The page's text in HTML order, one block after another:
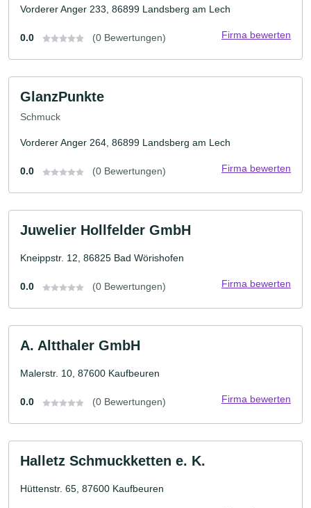
Vorderer Anger 233, 86899 Landsberg am Lech
0.0 (0 Bewertungen) Firma bewerten
GlanzPunkte
Schmuck
Vorderer Anger 264, 86899 Landsberg am Lech
0.0 (0 Bewertungen) Firma bewerten
Juwelier Hollfelder GmbH
Kneippstr. 12, 86825 Bad Wörishofen
0.0 (0 Bewertungen) Firma bewerten
A. Altthaler GmbH
Malerstr. 10, 87600 Kaufbeuren
0.0 (0 Bewertungen) Firma bewerten
Halletz Schmuckketten e. K.
Hüttenstr. 65, 87600 Kaufbeuren